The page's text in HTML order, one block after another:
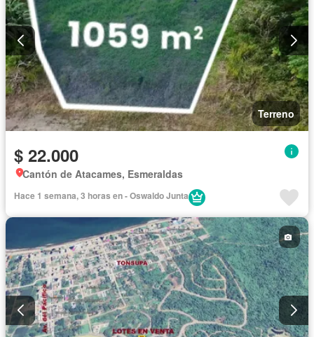
Terreno
$ 22.000
Cantón de Atacames, Esmeraldas
Hace 1 semana, 3 horas en - Oswaldo Junta